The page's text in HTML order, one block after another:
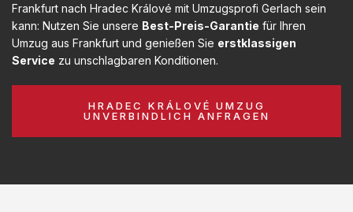
Frankfurt nach Hradec Králové mit Umzugsprofi Gerlach sein
kann: Nutzen Sie unsere Best-Preis-Garantie für Ihren
Umzug aus Frankfurt und genießen Sie erstklassigen
Service zu unschlagbaren Konditionen.
HRADEC KRÁLOVÉ UMZUG
UNVERBINDLICH ANFRAGEN